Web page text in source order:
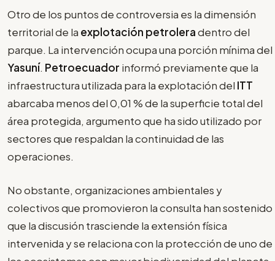
Otro de los puntos de controversia es la dimensión
territorial de la explotación petroleradentro del
parque. La intervención ocupa una porción mínima del
Yasuní. Petroecuador informó previamente que la
infraestructura utilizada para la explotación del ITT
abarcaba menos del 0,01 % de la superficie total del
área protegida, argumento que ha sido utilizado por
sectores que respaldan la continuidad de las
operaciones.
No obstante, organizaciones ambientales y
colectivos que promovieron la consulta han sostenido
que la discusión trasciende la extensión física
intervenida y se relaciona con la protección de uno de